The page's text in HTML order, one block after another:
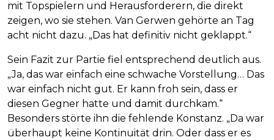
mit Topspielern und Herausforderern, die direkt
zeigen, wo sie stehen. Van Gerwen gehörte an Tag
acht nicht dazu. „Das hat definitiv nicht geklappt.“
Sein Fazit zur Partie fiel entsprechend deutlich aus.
„Ja, das war einfach eine schwache Vorstellung… Das
war einfach nicht gut. Er kann froh sein, dass er
diesen Gegner hatte und damit durchkam.“
Besonders störte ihn die fehlende Konstanz. „Da war
überhaupt keine Kontinuität drin. Oder dass er es